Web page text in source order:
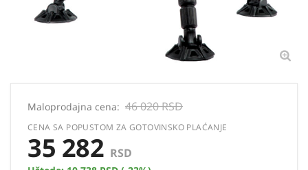
Maloprodajna cena: 46 020 RSD
CENA SA POPUSTOM ZA GOTOVINSKO PLAĆANJE
35 282 RSD